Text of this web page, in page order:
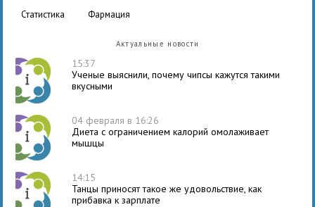
статистика
фармация
Актуальные новости
15:37
Ученые выяснили, почему чипсы кажутся такими
вкусными
04 февраля в 16:26
Диета с ограничением калорий омолаживает
мышцы
14:15
Танцы приносят такое же удовольствие, как
прибавка к зарплате